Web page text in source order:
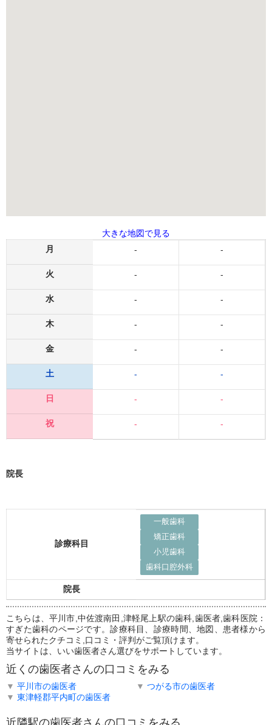
大きな地図で見る
月
火
水
木
金
土
日
祝
-
-
-
-
-
-
-
-
-
-
-
-
-
-
-
-
院長
診療科目
一般歯科
矯正歯科
小児歯科
歯科口腔外科
院長
こちらは、平川市,中佐渡南田,津軽尾上駅の歯科,歯医者,歯科医院：
すぎた歯科のページです。診療科目、診療時間、地図、患者様から
寄せられたクチコミ,口コミ・評判がご覧頂けます。
当サイトは、いい歯医者さん選びをサポートしています。
近くの歯医者さんの口コミをみる
▼ 平川市の歯医者 ▼ つがる市の歯医者
▼ 東津軽郡平内町の歯医者
近隣駅の歯医者さんの口コミをみる